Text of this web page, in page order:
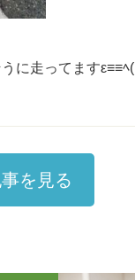
に走ってますε≡≡ﾍ(
を見る